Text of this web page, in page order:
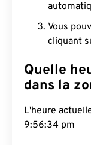
Vous
cliquant
Quelle
dans la
L'heure
9:56:35 pm